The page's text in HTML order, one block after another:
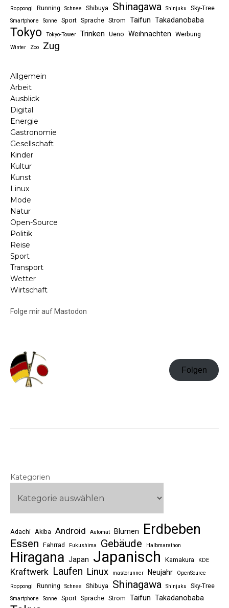
Roppongi
Running Schnee Shibuya Shinagawa Shinjuku Sky-Tree
Smartphone Sonne Sport Sprache Strom Taifun Takadanobaba
Tokyo Tokyo-Tower Trinken Ueno Weihnachten Werbung
Winter Zoo Zug
Allgemein
Arbeit
Ausblick
Digital
Energie
Gastronomie
Gesellschaft
Kinder
Kultur
Kunst
Linux
Mode
Natur
Open-Source
Politik
Reise
Sport
Transport
Wetter
Wirtschaft
Folge mir auf Mastodon
Folgen
Kategorien
Adachi Akiba Android Automat Blumen Erdbeben
Essen Fahrrad Fukushima Gebäude Halbmarathon
Hiragana Japan Japanisch Kamakura KDE
Kraftwerk Laufen Linux mastorunner Neujahr
OpenSource
Roppongi
Running Schnee Shibuya Shinagawa Shinjuku Sky-Tree
Smartphone Sonne Sport Sprache Strom Taifun Takadanobaba